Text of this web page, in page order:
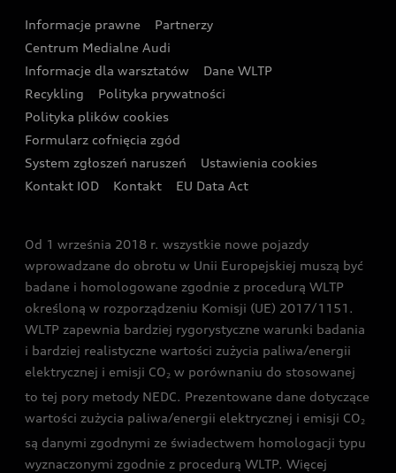
Oferta dla przedsiębiorców
Oferta dla klientów prywatnych
Kalkulator rat
Ubezpieczenie
Audi exclusive
Zasięg
Akcje serwisowe Audi
Katalog online akcesoriów
Audi i Muzeum Sztuki Nowoczesnej w Warszawie
Audi driving experience
Audi quattro Cup
Audi i Puchar Świata w Skokach Narciarskich w
Zakopanem
Informacje prawne
Partnerzy
Centrum Medialne Audi
Informacje dla warsztatów
Dane WLTP
Recykling
Polityka prywatności
Polityka plików cookies
Formularz cofnięcia zgód
System zgłoszeń naruszeń
Ustawienia cookies
Kontakt IOD
Kontakt EU Data Act
Od 1 września 2018 r. wszystkie nowe pojazdy
wprowadzane do obrotu w Unii Europejskiej muszą być
badane i homologowane zgodnie z procedurą WLTP
określoną w rozporządzeniu Komisji (UE) 2017/1151.
WLTP zapewnia bardziej rygorystyczne warunki badania
i bardziej realistyczne wartości zużycia paliwa/energii
elektrycznej i emisji CO2 w porównaniu do stosowanej
to tej pory metody NEDC. Prezentowane dane dotyczące
wartości zużycia paliwa/energii elektrycznej i emisji CO2
są danymi zgodnymi ze świadectwem homologacji typu
wyznaczonymi zgodnie z procedurą WLTP. Więcej